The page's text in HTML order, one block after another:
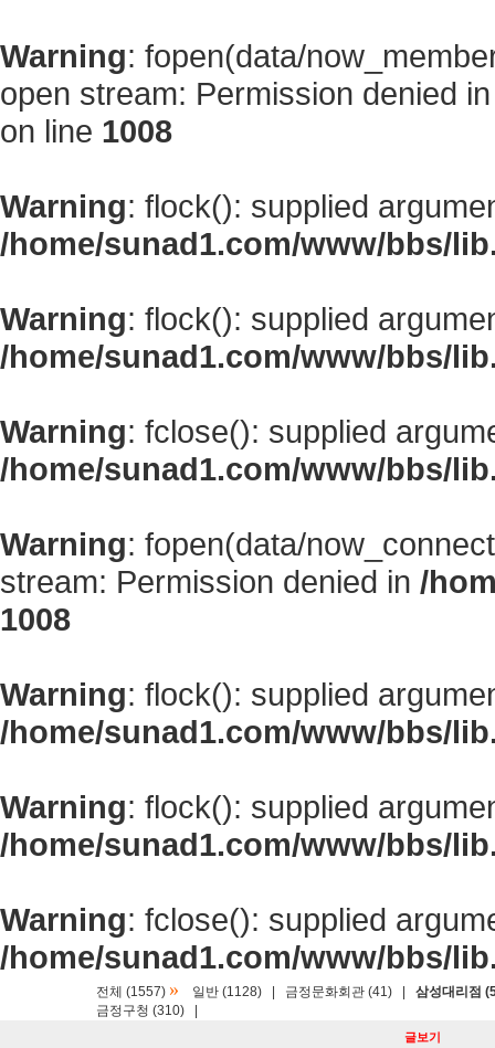
Warning: fopen(data/
open stream: Permission denied
on line 1008
Warning: flock(): supplied
/home/sunad1.com/www/bbs/
Warning: flock(): supplied
/home/sunad1.com/www/bbs/
Warning: fclose(): supplied
/home/sunad1.com/www/bbs/
Warning: fopen(data/
stream: Permission denied in /
1008
Warning: flock(): supplied
/home/sunad1.com/www/bbs/
Warning: flock(): supplied
/home/sunad1.com/www/bbs/
Warning: fclose(): supplied
/home/sunad1.com/www/bbs/
전체 (1557) » 일반 (1128) 금정문화회관 (41)
삼성대리점
금정구청 (310)
글보기